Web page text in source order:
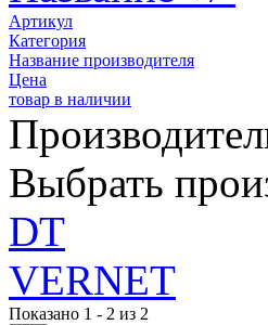
Артикул
Категория
Название производителя
Цена
товар в наличии
Выбрать
DT
VERNET
Показано 1 - 2 из 2